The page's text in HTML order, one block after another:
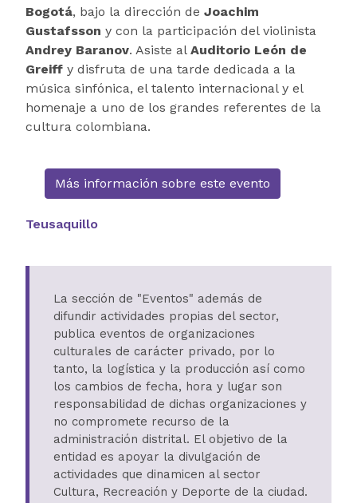
Bogotá, bajo la dirección de Joachim
Gustafsson y con la participación del violinista
Andrey Baranov. Asiste al Auditorio León de
Greiff y disfruta de una tarde dedicada a la
música sinfónica, el talento internacional y el
homenaje a uno de los grandes referentes de la
cultura colombiana.
Más información sobre este evento
Teusaquillo
La sección de "Eventos" además de
difundir actividades propias del sector,
publica eventos de organizaciones
culturales de carácter privado, por lo
tanto, la logística y la producción así como
los cambios de fecha, hora y lugar son
responsabilidad de dichas organizaciones y
no compromete recurso de la
administración distrital. El objetivo de la
entidad es apoyar la divulgación de
actividades que dinamicen al sector
Cultura, Recreación y Deporte de la ciudad.